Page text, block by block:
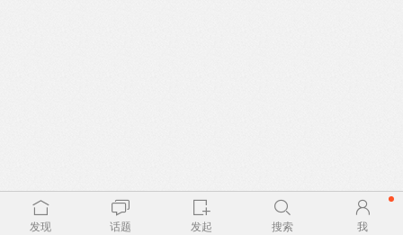
发现 话题 发起 搜索 我